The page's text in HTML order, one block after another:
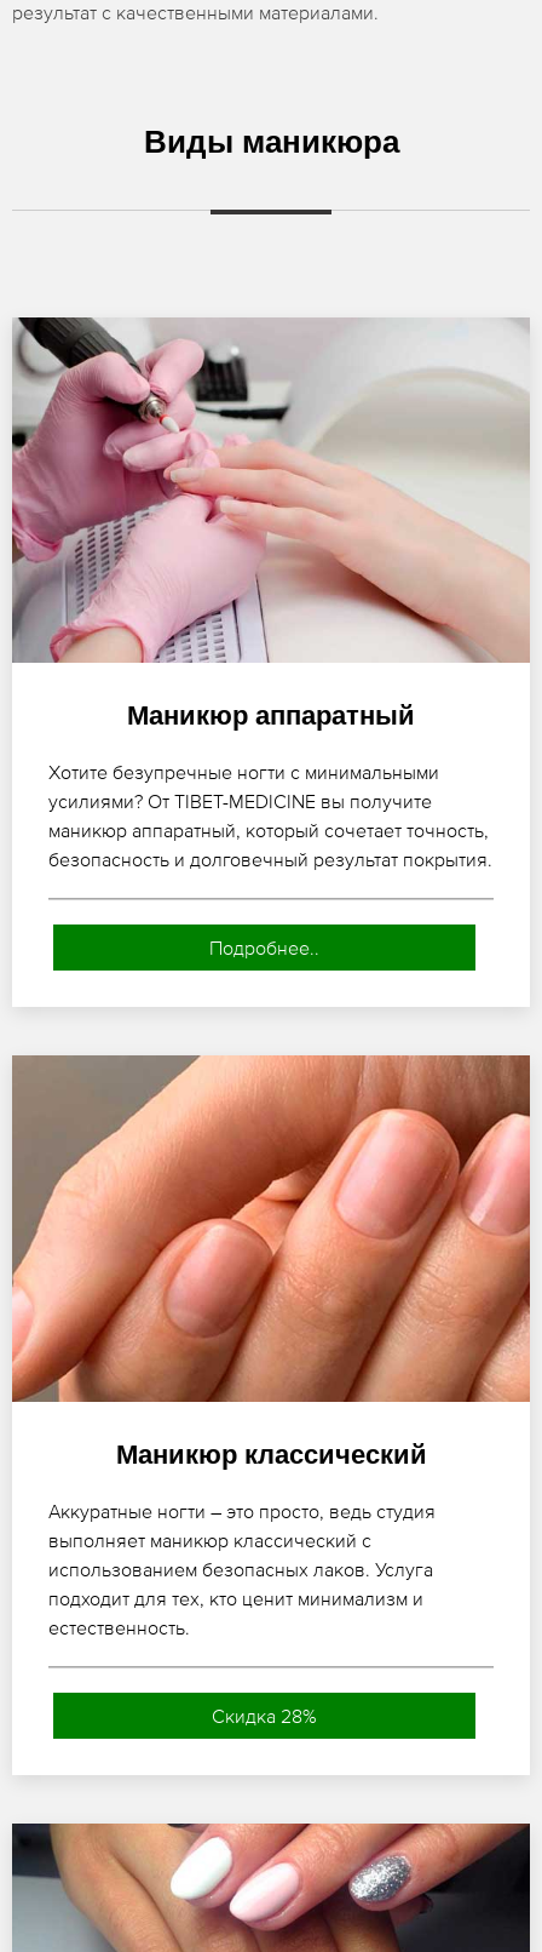
результат с качественными материалами.
Виды маникюра
Маникюр аппаратный
Хотите безупречные ногти с минимальными
усилиями? От TIBET-MEDICINE вы получите
маникюр аппаратный, который сочетает точность,
безопасность и долговечный результат покрытия.
Подробнее..
Маникюр классический
Аккуратные ногти – это просто, ведь студия
выполняет маникюр классический с
использованием безопасных лаков. Услуга
подходит для тех, кто ценит минимализм и
естественность.
Скидка 28%